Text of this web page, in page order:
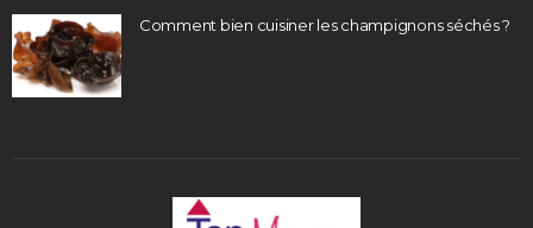
Comment bien cuisiner les champignons séchés ?